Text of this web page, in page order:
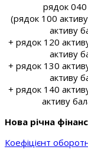
рядок 040
(рядок 100
активу
+ рядок 120
активу
+ рядок 130
активу
+ рядок 140
активу
Нова річна
Коефіцієнт